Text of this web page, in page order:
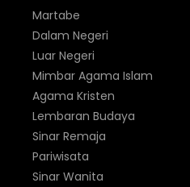
Martabe
Dalam Negeri
Luar Negeri
Mimbar Agama Islam
Agama Kristen
Lembaran Budaya
Sinar Remaja
Pariwisata
Sinar Wanita